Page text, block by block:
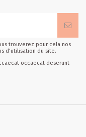
trouverez pour cela nos
d'utilisation du site.
occaecat deserunt